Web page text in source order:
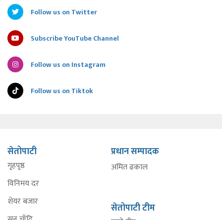
Follow us on Twitter
Subscribe YouTube Channel
Follow us on Instagram
Follow us on Tiktok
सेतोपाटी
गृहपृष्ठ
विनिमय दर
शेयर बजार
प्रधान सम्पादक
अमित ढकाल
सेतोपाटी टीम